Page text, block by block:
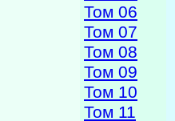
Том 06
Том 07
Том 08
Том 09
Том 10
Том 11